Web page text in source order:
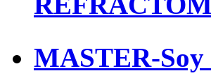
MASTER-